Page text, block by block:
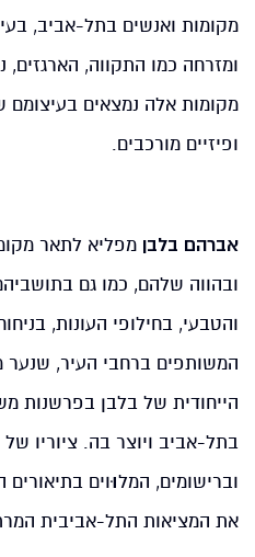
מקומות ואנשים בתל-אביב,
ומזרחה כמו התקווה, הארגזים,
מקומות אלה נמצאים בעיצומם
ופיזיים מורכבים.
אברהם בלבן מפליא לתאר
ובהווה שלהם, כמו גם בתושביהם
והטבעי, בחילופי העונות,
המשותפים ברחבי העיר, שנער
הייחודית של בלבן בפרשנות
בתל-אביב ויוצר בה. ציוריו
וברישומים, המלוּוים
את המציאות התל-אביבית